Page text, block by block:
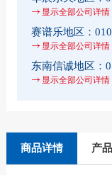
显示全部公司详情
赛谱乐地区：
显示全部公司详情
东南信诚地区：
显示全部公司详情
商品详情 产